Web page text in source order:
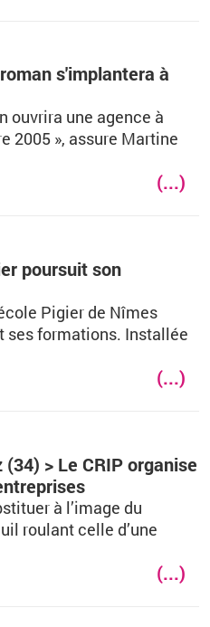
s'implantera à
ouvrira une agence à
2005 », assure Martine
(...)
poursuit son
Pigier de Nîmes
ses formations. Installée
(...)
> Le CRIP organise
à l’image du
roulant celle d’une
(...)